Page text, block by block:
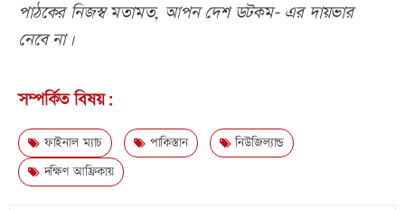
পাঠকের নিজস্ব মতামত, আপন দেশ ডটকম- এর দায়ভার
নেবে না।
সম্পর্কিত বিষয়:
ফাইনাল ম্যাচ পাকিস্তান
নিউজিল্যান্ড
দক্ষিণ আফ্রিকায়